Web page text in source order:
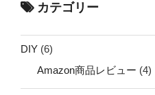
カテゴリー
DIY (6)
Amazon商品レビュー (4)